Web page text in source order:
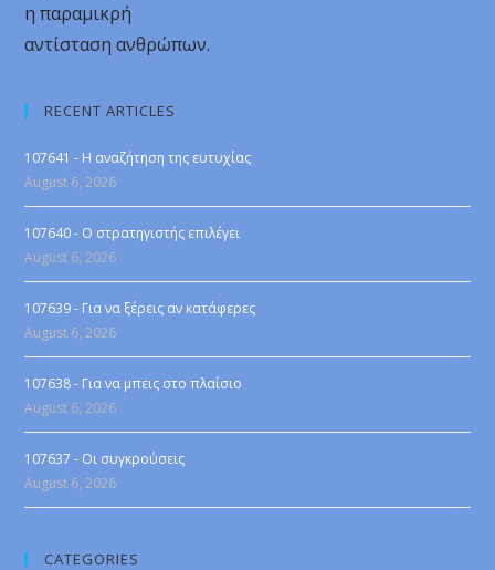
η παραμικρή
αντίσταση ανθρώπων.
RECENT ARTICLES
107641 - Η αναζήτηση της ευτυχίας
August 6, 2026
107640 - Ο στρατηγιστής επιλέγει
August 6, 2026
107639 - Για να ξέρεις αν κατάφερες
August 6, 2026
107638 - Για να μπεις στο πλαίσιο
August 6, 2026
107637 - Οι συγκρούσεις
August 6, 2026
CATEGORIES